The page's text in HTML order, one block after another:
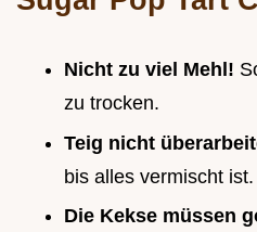
Nicht zu viel Mehl!
zu trocken.
Teig nicht
bis alles vermischt ist.
Die Kekse müssen